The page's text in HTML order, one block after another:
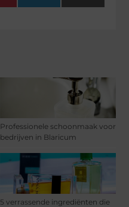
Professionele schoonmaak voor
bedrijven in Blaricum
5 verrassende ingrediënten die